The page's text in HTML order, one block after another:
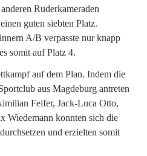
Ruderkameraden
guten siebten Platz.
A/B verpasste nur knapp
somit auf Platz 4.
auf dem Plan. Indem die
aus Magdeburg antreten
Feifer, Jack-Luca Otto,
Wiedemann konnten sich die
und erzielten somit